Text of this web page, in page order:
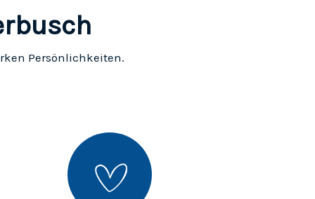
Persönlichkeiten.